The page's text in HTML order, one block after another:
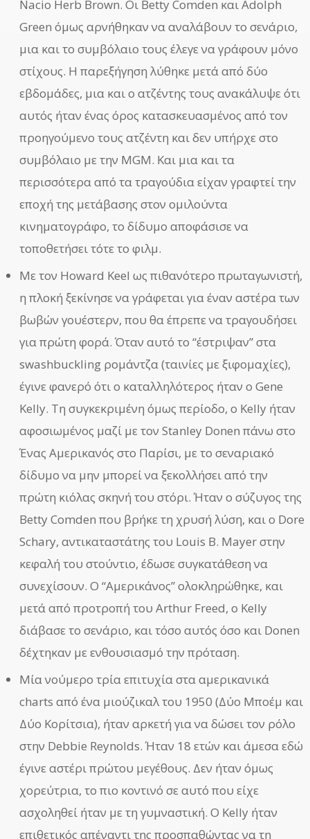
Nacio Herb Brown. Οι Betty Comden και Adolph
Green όμως αρνήθηκαν να αναλάβουν το σενάριο,
μια και το συμβόλαιο τους έλεγε να γράφουν μόνο
στίχους. Η παρεξήγηση λύθηκε μετά από δύο
εβδομάδες, μια και ο ατζέντης τους ανακάλυψε ότι
αυτός ήταν ένας όρος κατασκευασμένος από τον
προηγούμενο τους ατζέντη και δεν υπήρχε στο
συμβόλαιο με την MGM. Και μια και τα
περισσότερα από τα τραγούδια είχαν γραφτεί την
εποχή της μετάβασης στον ομιλούντα
κινηματογράφο, το δίδυμο αποφάσισε να
τοποθετήσει τότε το φιλμ.
Με τον Howard Keel ως πιθανότερο πρωταγωνιστή,
η πλοκή ξεκίνησε να γράφεται για έναν αστέρα των
βωβών γουέστερν, που θα έπρεπε να τραγουδήσει
για πρώτη φορά. Όταν αυτό το “έστριψαν” στα
swashbuckling ρομάντζα (ταινίες με ξιφομαχίες),
έγινε φανερό ότι ο καταλληλότερος ήταν ο Gene
Kelly. Τη συγκεκριμένη όμως περίοδο, ο Kelly ήταν
αφοσιωμένος μαζί με τον Stanley Donen πάνω στο
Ένας Αμερικανός στο Παρίσι, με το σεναριακό
δίδυμο να μην μπορεί να ξεκολλήσει από την
πρώτη κιόλας σκηνή του στόρι. Ήταν ο σύζυγος της
Betty Comden που βρήκε τη χρυσή λύση, και ο Dore
Schary, αντικαταστάτης του Louis B. Mayer στην
κεφαλή του στούντιο, έδωσε συγκατάθεση να
συνεχίσουν. Ο “Αμερικάνος” ολοκληρώθηκε, και
μετά από προτροπή του Arthur Freed, ο Kelly
διάβασε το σενάριο, και τόσο αυτός όσο και Donen
δέχτηκαν με ενθουσιασμό την πρόταση.
Μία νούμερο τρία επιτυχία στα αμερικανικά
charts από ένα μιούζικαλ του 1950 (Δύο Μποέμ και
Δύο Κορίτσια), ήταν αρκετή για να δώσει τον ρόλο
στην Debbie Reynolds. Ήταν 18 ετών και άμεσα εδώ
έγινε αστέρι πρώτου μεγέθους. Δεν ήταν όμως
χορεύτρια, το πιο κοντινό σε αυτό που είχε
ασχοληθεί ήταν με τη γυμναστική. Ο Kelly ήταν
επιθετικός απέναντι της προσπαθώντας να τη